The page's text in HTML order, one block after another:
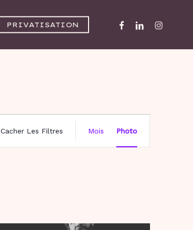
PRIVATISATION FACEBOOK
LINKEDIN
Cacher Les Filtres
DE
Mois Photo